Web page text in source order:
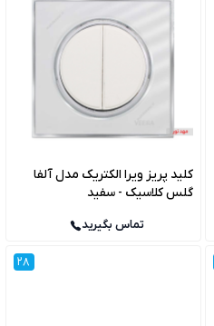
کلید پریز ویرا الکتریک مدل آلفا
گلس کلاسیک - سفید
تماس بگیرید
28